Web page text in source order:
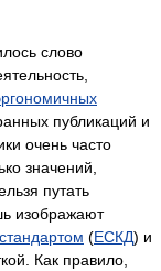
слово
публикаций и
очень часто
значений,
путать
изображают
(ЕСКД) и
Как правило,